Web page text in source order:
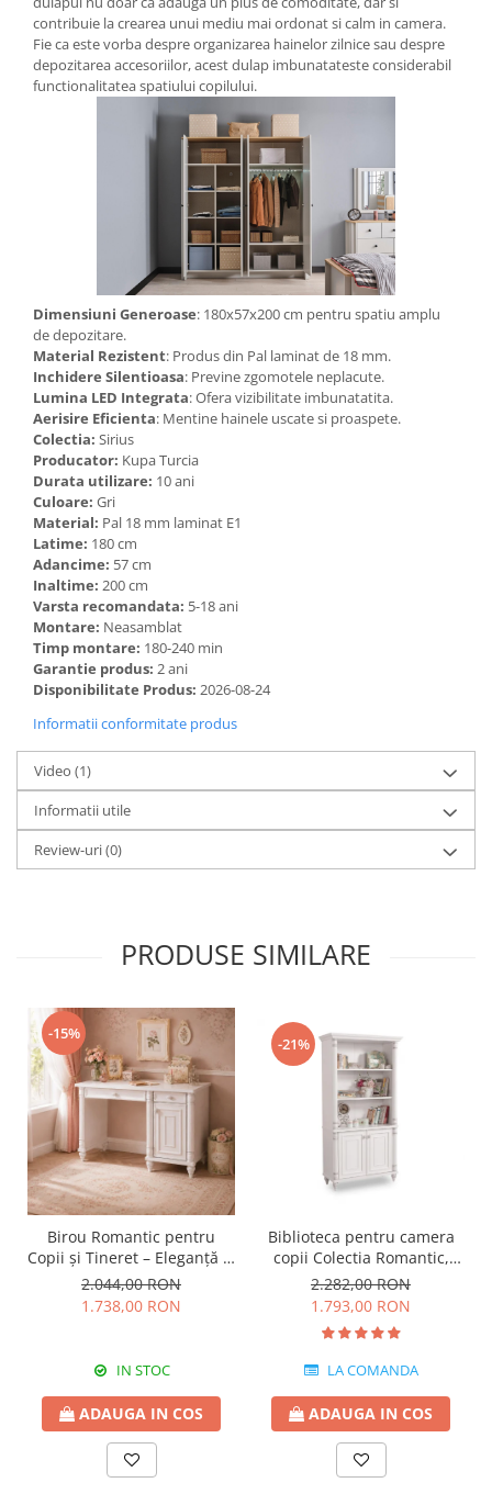
contribuie la crearea unui mediu mai ordonat si calm in camera.
Fie ca este vorba despre organizarea hainelor zilnice sau despre
depozitarea accesoriilor, acest dulap imbunatateste considerabil
functionalitatea spatiului copilului.
Dimensiuni Generoase: 180x57x200 cm pentru spatiu amplu
de depozitare.
Material Rezistent: Produs din Pal laminat de 18 mm.
Inchidere Silentioasa: Previne zgomotele neplacute.
Lumina LED Integrata: Ofera vizibilitate imbunatatita.
Aerisire Eficienta: Mentine hainele uscate si proaspete.
Colectia: Sirius
Producator: Kupa Turcia
Durata utilizare: 10 ani
Culoare: Gri
Material: Pal 18 mm laminat E1
Latime: 180 cm
Adancime: 57 cm
Inaltime: 200 cm
Varsta recomandata: 5-18 ani
Montare: Neasamblat
Timp montare: 180-240 min
Garantie produs: 2 ani
Disponibilitate Produs: 2026-08-24
Informatii conformitate produs
Video (1)
Informatii utile
Review-uri(0)
PRODUSE SIMILARE
-15%
Birou Romantic pentru
Copii și Tineret – Eleganță și
Funcționalitate, 117x62x75
cm
2.044,00 RON
1.738,00 RON
IN STOC
ADAUGA IN COS
-21%
Biblioteca pentru camera
copii Colectia Romantic,
96x42x186 cm
2.282,00 RON
1.793,00 RON
LA COMANDA
ADAUGA IN COS